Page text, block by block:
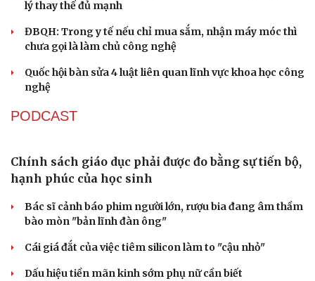
Khởi tố vụ án buôn bán hàng nghìn sản phẩm giả
mạo thương hiệu
Bắt khẩn cấp bảo mẫu trong vụ hai trẻ nhỏ bị bạo hành
tại TP.HCM
Nóng 24h ngày 8/8: Công an làm việc với bảo mẫu bạo
hành trẻ ở TP.HCM
Bổ sung thẩm quyền xử phạt vi phạm hành chính với
nhiều chức danh
TP.HCM